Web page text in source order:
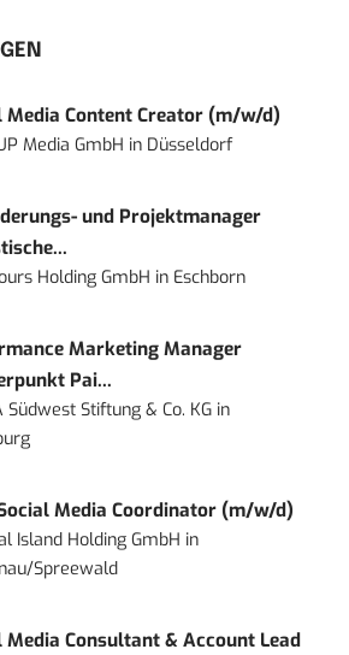
Media Content Creator (m/w/d)
Media GmbH in Düsseldorf
und Projektmanager
Holding GmbH in Eschborn
Marketing Manager
Pai...
Südwest Stiftung & Co. KG in
Media Coordinator (m/w/d)
Island Holding GmbH in
Spreewald
Media Consultant & Account Lead